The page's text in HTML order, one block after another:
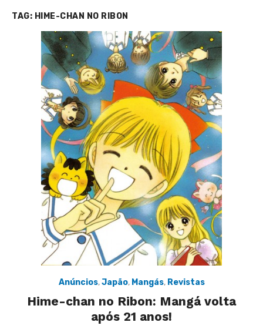
TAG: HIME-CHAN NO RIBON
Anúncios,Japão, Mangás, Revistas
Hime-chan no Ribon: Mangá volta
após 21 anos!